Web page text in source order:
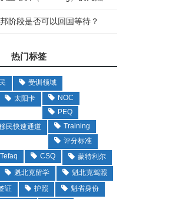
阶段是否可以回国等待？
热门标签
受训领域
太阳卡
NOC
PEQ
民快速通道
Training
评分标准
Tefaq CSQ
蒙特利尔
魁北克留学
魁北克驾照
证 护照
魁省身份